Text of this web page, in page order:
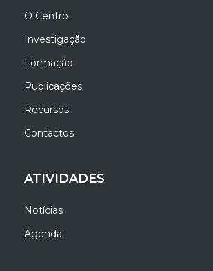
O Centro
Investigação
Formação
Publicações
Recursos
Contactos
ATIVIDADES
Notícias
Agenda